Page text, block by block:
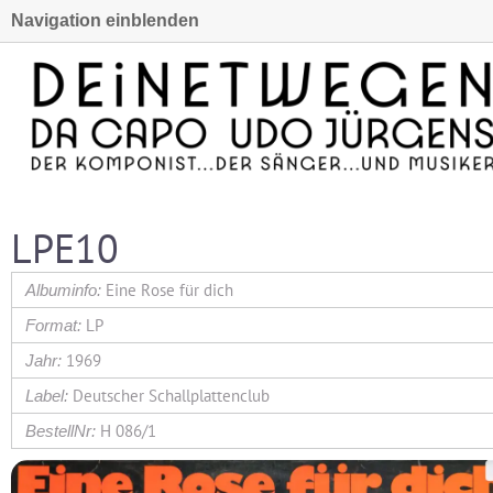
Navigation einblenden
LPE10
Eine Rose für dich
LP
1969
Deutscher Schallplattenclub
H 086/1